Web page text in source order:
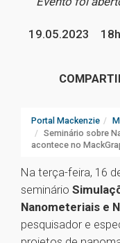
19.05.2023
Portal Mackenzie
Seminário sobre
acontece no
Na terça-feira, 16
seminário
Nanometeriais e
pesquisador e